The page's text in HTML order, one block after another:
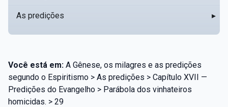
As predições ▸
Você está em: A Gênese, os milagres e as predições
segundo o Espiritismo > As predições > Capítulo XVII —
Predições do Evangelho > Parábola dos vinhateiros
homicidas. > 29